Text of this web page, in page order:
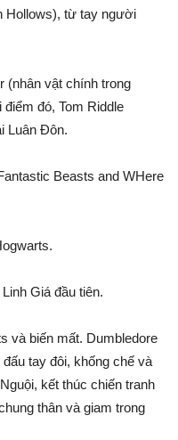
Hollows), từ tay người
(nhân vật chính trong
đó, Tom Riddle
Luân Đôn.
Beasts and WHere
Giá đầu tiên.
và biến mất. Dumbledore
tay đôi, khống chế và
kết thúc chiến tranh
thân và giam trong